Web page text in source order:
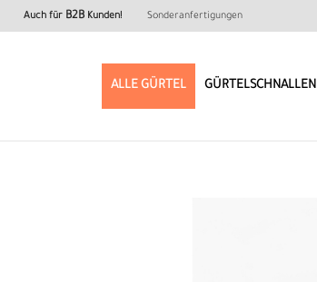
Auch für B2B Kunden! Sonderanfertigungen
ALLE GÜRTEL GÜRTELSCHNALLEN